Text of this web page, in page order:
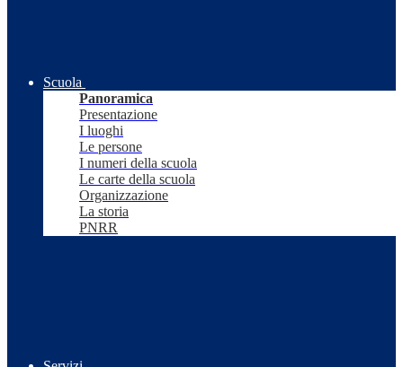
Scuola
Panoramica
Presentazione
I luoghi
Le persone
I numeri della scuola
Le carte della scuola
Organizzazione
La storia
PNRR